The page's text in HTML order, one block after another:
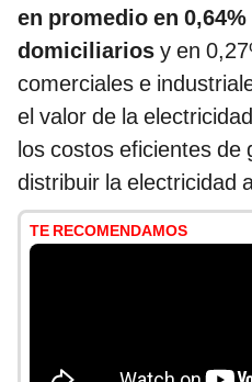
en promedio en
domiciliarios y en
comerciales e
el valor de la
los costos eficientes de
distribuir la electricidad
TE RECOMENDAMOS